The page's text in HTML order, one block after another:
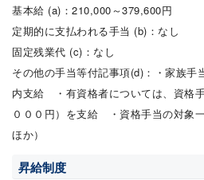
基本給 (a)：210,000～379,600円
定期的に支払われる手当 (b)：なし
固定残業代 (c)：なし
その他の手当等付記事項(d)：・家族手
内支給 ・有資格者については、資格
０００円）を支給 ・資格手当の対象
ほか）
昇給制度